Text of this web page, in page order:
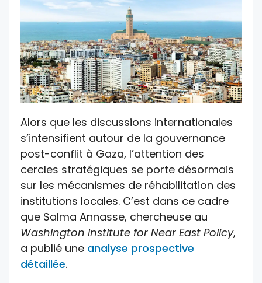
Alors que les discussions internationales
s’intensifient autour de la gouvernance
post-conflit à Gaza, l’attention des
cercles stratégiques se porte désormais
sur les mécanismes de réhabilitation des
institutions locales. C’est dans ce cadre
que Salma Annasse, chercheuse au
Washington Institute for Near East Policy,
a publié une analyse prospective
détaillée.